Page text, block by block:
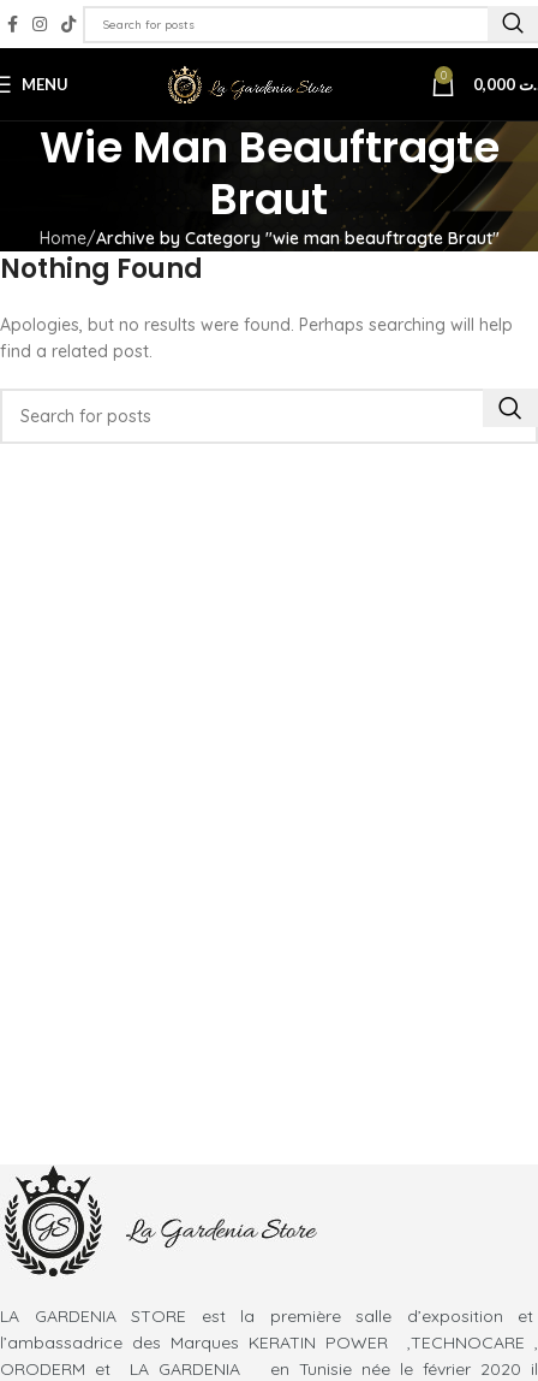
MENU 0
Wie Man Beauftragte
Braut
Home Archive by Category "wie man beauftragte Braut"
Nothing Found
Apologies, but no results were found. Perhaps searching will help
find a related post.
LA GARDENIA STORE est la première salle d’exposition et
l’ambassadrice des Marques KERATIN POWER ,TECHNOCARE ,
ORODERM et LA GARDENIA en Tunisie née le février 2020 il